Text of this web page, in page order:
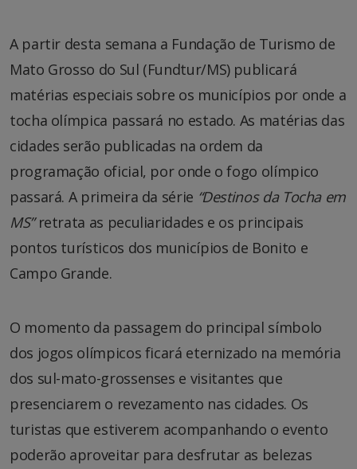
A partir desta semana a Fundação de Turismo de
Mato Grosso do Sul (Fundtur/MS) publicará
matérias especiais sobre os municípios por onde a
tocha olímpica passará no estado. As matérias das
cidades serão publicadas na ordem da
programação oficial, por onde o fogo olímpico
passará. A primeira da série “Destinos da Tocha em
MS”retrata as peculiaridades e os principais
pontos turísticos dos municípios de Bonito e
Campo Grande.
O momento da passagem do principal símbolo
dos jogos olímpicos ficará eternizado na memória
dos sul-mato-grossenses e visitantes que
presenciarem o revezamento nas cidades. Os
turistas que estiverem acompanhando o evento
poderão aproveitar para desfrutar as belezas